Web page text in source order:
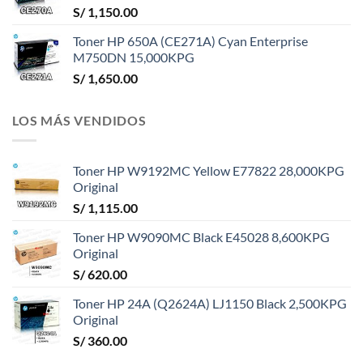
S/1,150.00
Toner HP 650A (CE271A) Cyan Enterprise
M750DN 15,000KPG
S/1,650.00
LOS MÁS VENDIDOS
Toner HP W9192MC Yellow E77822 28,000KPG
Original
S/1,115.00
Toner HP W9090MC Black E45028 8,600KPG
Original
S/620.00
Toner HP 24A (Q2624A) LJ1150 Black 2,500KPG
Original
S/360.00